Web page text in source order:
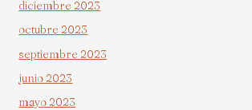
diciembre 2023
octubre 2023
septiembre 2023
junio 2023
mayo 2023